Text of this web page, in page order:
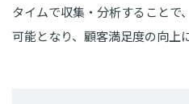
タイムで収集・分析することで
可能となり、顧客満足度の向上